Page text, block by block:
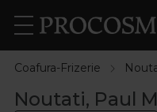
Coafura-Frizerie
Noutati, Paul